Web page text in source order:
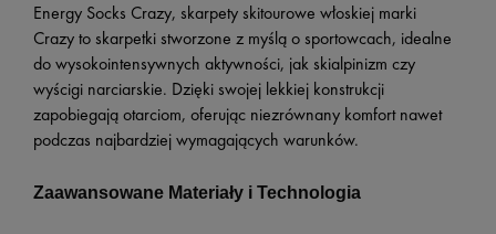
Energy Socks Crazy, skarpety skitourowe włoskiej marki
Crazy to skarpetki stworzone z myślą o sportowcach, idealne
do wysokointensywnych aktywności, jak skialpinizm czy
wyścigi narciarskie. Dzięki swojej lekkiej konstrukcji
zapobiegają otarciom, oferując niezrównany komfort nawet
podczas najbardziej wymagających warunków.
Zaawansowane Materiały i Technologia